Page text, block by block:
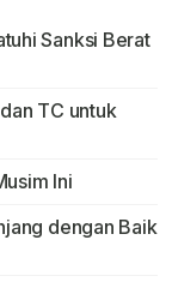
Sanksi Berat
TC untuk
Ini
dengan Baik